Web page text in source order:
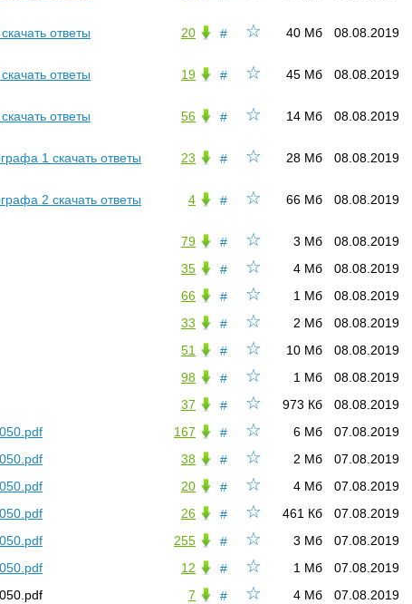
☆
# 08.08.2019
40 Мб
20
ответы
☆
# 08.08.2019
45 Мб
19
ответы
☆
# 08.08.2019
14 Мб
56
ответы
☆
# 08.08.2019
28 Мб
23
1 скачать ответы
☆
# 08.08.2019
66 Мб
4
2 скачать ответы
☆
# 08.08.2019
3 Мб
79
☆
# 08.08.2019
4 Мб
35
☆
# 08.08.2019
1 Мб
66
☆
# 08.08.2019
2 Мб
33
☆
# 08.08.2019
10 Мб
51
☆
# 08.08.2019
1 Мб
98
☆
# 08.08.2019
973 Кб
37
☆
# 07.08.2019
6 Мб
167
☆
# 07.08.2019
2 Мб
38
☆
# 07.08.2019
4 Мб
20
☆
# 07.08.2019
461 Кб
26
☆
# 07.08.2019
3 Мб
255
☆
# 07.08.2019
1 Мб
12
☆
# 07.08.2019
4 Мб
7